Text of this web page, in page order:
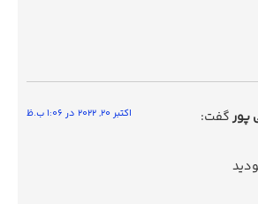
پورگفت: اکتبر 20, 2022 در 1:06 ب.ظ